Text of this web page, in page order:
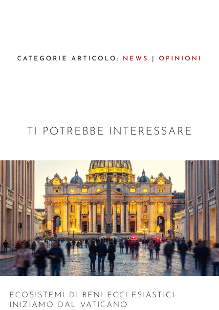
CATEGORIE ARTICOLO: NEWS OPINIONI
TI POTREBBE INTERESSARE
ECOSISTEMI DI BENI ECCLESIASTICI:
INIZIAMO DAL VATICANO